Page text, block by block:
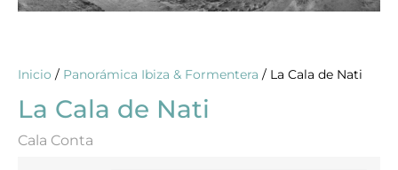
Inicio / Panorámica Ibiza & Formentera / La Cala de Nati
La Cala de Nati
Cala Conta